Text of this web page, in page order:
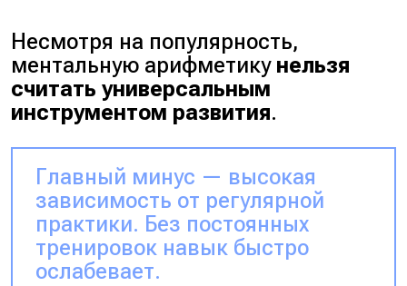
Несмотря на популярность,
ментальную арифметику нельзя
считать универсальным
инструментом развития.
Главный минус — высокая
зависимость от регулярной
практики. Без постоянных
тренировок навык быстро
ослабевает.